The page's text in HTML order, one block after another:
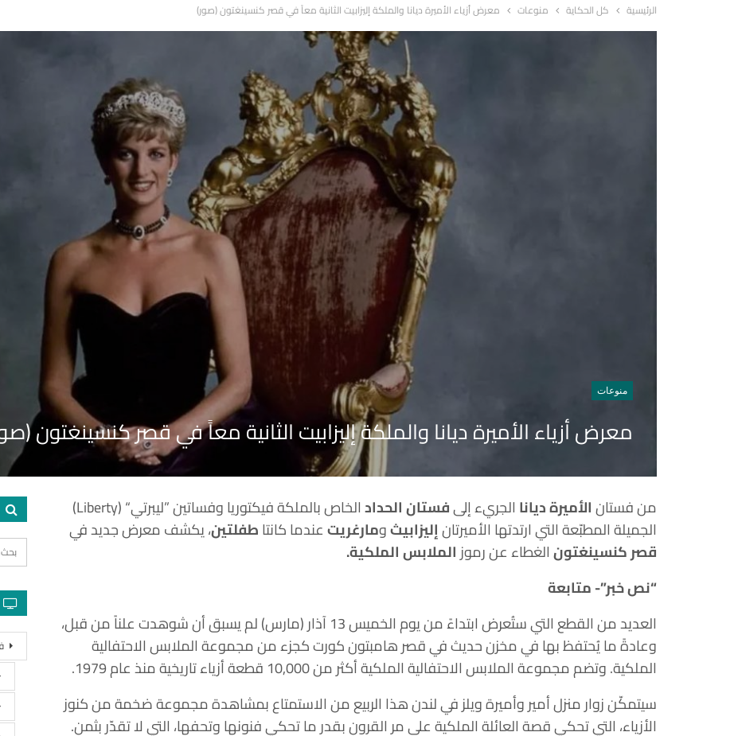
الرئيسية
كل الحكاية منوعات معرض أزياء الأميرة ديانا والملكة إليزابيت الثانية معاً في قصر كنسينغتون (صور)
منوعات
معرض أزياء الأميرة ديانا والملكة إليزابيت الثانية معاً في قصر كنسينغتون
من فستانالأميرة ديانا الجريء إلىفستان الحداد
الخاص بالملكة فيكتوريا وفساتين ”ليبرتي“ (Liberty)
الجميلة المطبّعة التي ارتدتها الأميرتانإليزابيثومارغريتعندما كانتاطفلتين، يكشف معرض جديد في
قصر كنسينغتونالغطاء عن رموزالملابس الملكية.
“نص خبر”- متابعة
العديد من القطع التي ستُعرض ابتداءً من يوم الخميس 13 آذار (مارس) لم يسبق أن شوهدت علناً من قبل،
وعادةً ما يُحتفظ بها في مخزن حديث في قصر هامبتون كورت كجزء من مجموعة الملابس الاحتفالية
الملكية. وتضم مجموعة الملابس الاحتفالية الملكية أكثر من 10,000 قطعة أزياء تاريخية منذ عام 1979.
سيتمكّن زوار منزل أمير وأميرة ويلز في لندن هذا الربيع من الاستمتاع بمشاهدة مجموعة ضخمة من كنوز
الأزياء، التي تحكي قصة العائلة الملكية على مر القرون بقدر ما تحكي فنونها وتحفها، التي لا تقدّر بثمن.